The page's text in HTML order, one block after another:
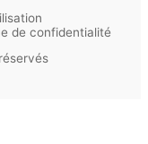
de confidentialité